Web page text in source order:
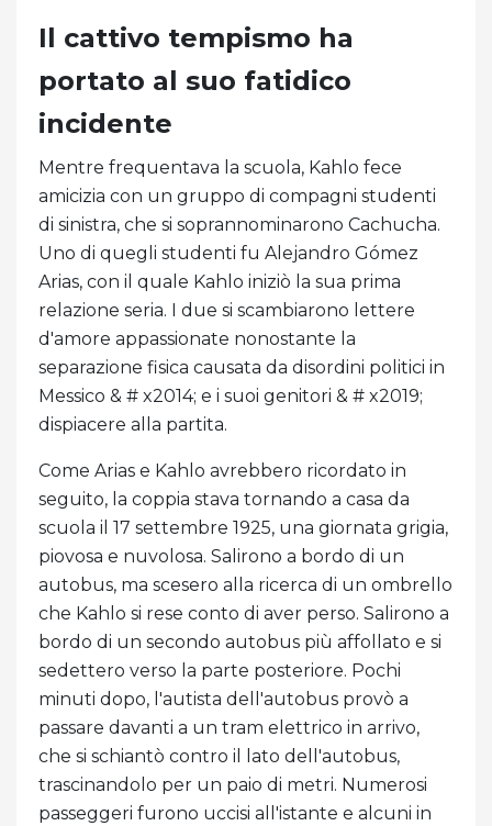
Il cattivo tempismo ha
portato al suo fatidico
incidente
Mentre frequentava la scuola, Kahlo fece
amicizia con un gruppo di compagni studenti
di sinistra, che si soprannominarono Cachucha.
Uno di quegli studenti fu Alejandro Gómez
Arias, con il quale Kahlo iniziò la sua prima
relazione seria. I due si scambiarono lettere
d'amore appassionate nonostante la
separazione fisica causata da disordini politici in
Messico & # x2014; e i suoi genitori & # x2019;
dispiacere alla partita.
Come Arias e Kahlo avrebbero ricordato in
seguito, la coppia stava tornando a casa da
scuola il 17 settembre 1925, una giornata grigia,
piovosa e nuvolosa. Salirono a bordo di un
autobus, ma scesero alla ricerca di un ombrello
che Kahlo si rese conto di aver perso. Salirono a
bordo di un secondo autobus più affollato e si
sedettero verso la parte posteriore. Pochi
minuti dopo, l'autista dell'autobus provò a
passare davanti a un tram elettrico in arrivo,
che si schiantò contro il lato dell'autobus,
trascinandolo per un paio di metri. Numerosi
passeggeri furono uccisi all'istante e alcuni in